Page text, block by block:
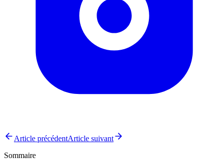
Article précédentArticle suivant
Sommaire